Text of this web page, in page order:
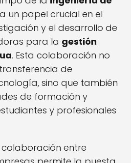
un papel crucial en el
y el desarrollo de
para la gestión
. Esta colaboración no
de
sino que también
de formación y
y profesionales
colaboración entre